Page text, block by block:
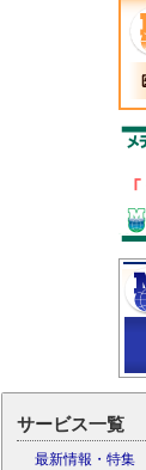
サービス一覧
最新情報・特集